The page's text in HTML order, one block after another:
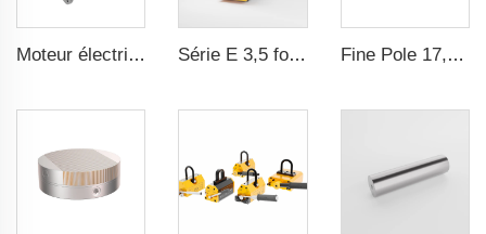
Moteur électrique pour ventilateur à pression négative 1,1kW-3kW Série E 3,5 fois le ratio de sécurité CE certification ma Fine Pole 17,71x5,9 Pouces Auto-Centrage Toupie Électro-aimant Permanent Pour Machine à Affûter